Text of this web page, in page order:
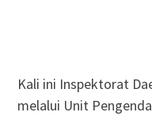
Kali ini Inspektorat
melalui Unit